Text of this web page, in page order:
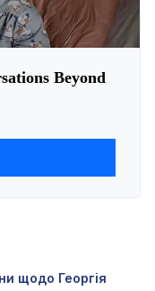
щодо Георгія